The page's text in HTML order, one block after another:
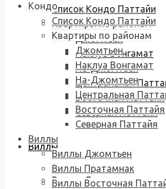
Список Кондо Паттайи
Квартиры по районам
Джомтьен
Наклуа Вонгамат
На-Джомтьен
Центральная
Восточная Паттайя
Северная Паттайя
Виллы
Виллы Джомтьен
Кондо
Список Кондо Паттайи
Квартиры по районам
Джомтьен
Наклуа Вонгамат
На-Джомтьен
Центральная
Восточная Паттайя
Северная Паттайя
Виллы
Виллы Джомтьен
Виллы Пратамнак
Виллы Восточная